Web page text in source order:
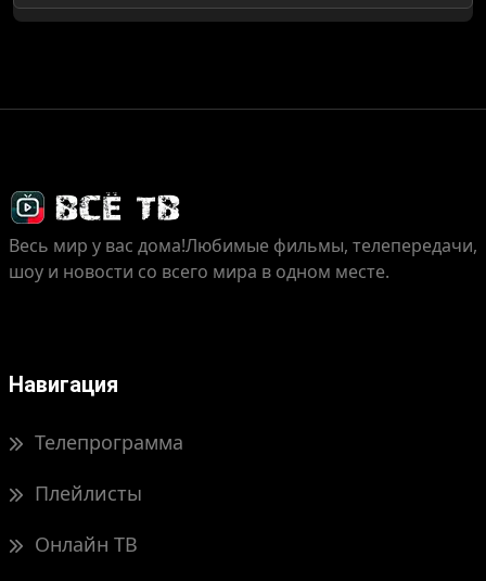
Весь мир у вас дома!Любимые фильмы, телепередачи,
шоу и новости со всего мира в одном месте.
Навигация
Телепрограмма
Плейлисты
Онлайн ТВ